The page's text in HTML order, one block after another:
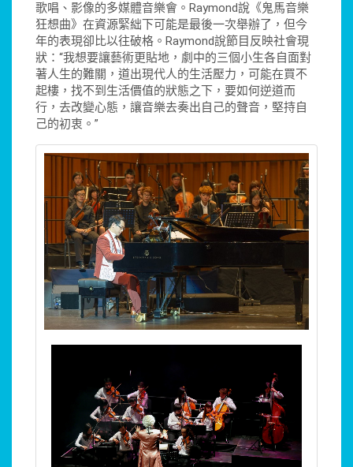
歌唱、影像的多媒體音樂會。Raymond說《鬼馬音樂
狂想曲》在資源緊絀下可能是最後一次舉辦了，但今
年的表現卻比以往破格。Raymond說節目反映社會現
狀：“我想要讓藝術更貼地，劇中的三個小生各自面對
著人生的難關，道出現代人的生活壓力，可能在買不
起樓，找不到生活價值的狀態之下，要如何逆道而
行，去改變心態，讓音樂去奏出自己的聲音，堅持自
己的初衷。”